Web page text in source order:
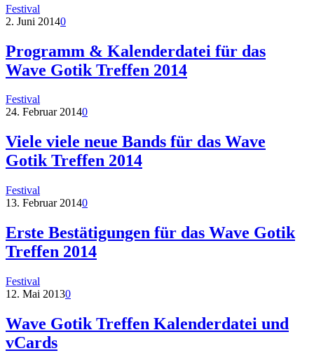
Festival
2. Juni 20140
Programm & Kalenderdatei für das
Wave Gotik Treffen 2014
Festival
24. Februar 20140
Viele viele neue Bands für das Wave
Gotik Treffen 2014
Festival
13. Februar 20140
Erste Bestätigungen für das Wave Gotik
Treffen 2014
Festival
12. Mai 20130
Wave Gotik Treffen Kalenderdatei und
vCards